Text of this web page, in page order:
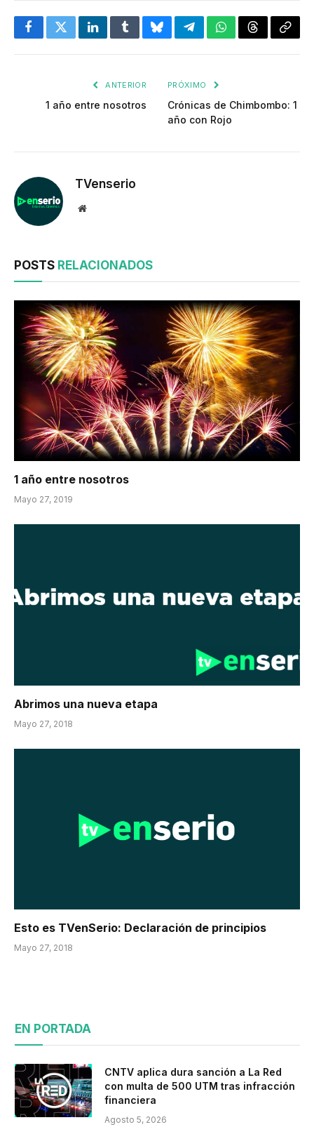
FacebookTwitterLinkedInTumblrBlueskyTelegramWhatsApp
Threads
ANTERIOR
1 año entre nosotros
PRÓXIMO
Crónicas de Chimbombo: 1
año con Rojo
TVenserio
Website
POSTS RELACIONADOS
1 año entre nosotros
Mayo 27, 2019
Abrimos una nueva etapa
Mayo 27, 2018
Esto es TVenSerio: Declaración de principios
Mayo 27, 2018
EN PORTADA
CNTV aplica dura sanción a La Red
con multa de 500 UTM tras infracción
financiera
Agosto 5, 2026